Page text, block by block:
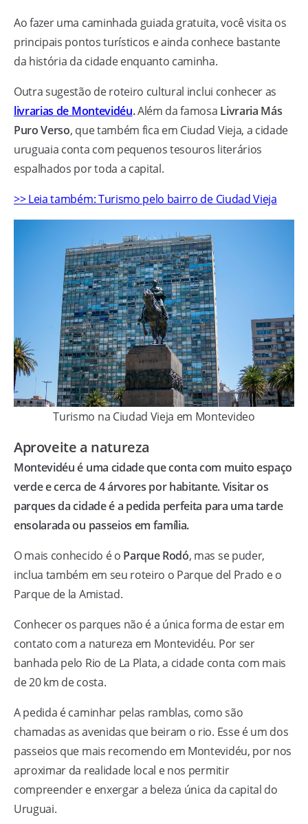
Ao fazer uma caminhada guiada gratuita, você visita os
principais pontos turísticos e ainda conhece bastante
da história da cidade enquanto caminha.
Outra sugestão de roteiro cultural inclui conhecer as
livrarias de Montevidéu.Além da famosa Livraria Más
Puro Verso, que também fica em Ciudad Vieja, a cidade
uruguaia conta com pequenos tesouros literários
espalhados por toda a capital.
>> Leia também: Turismo pelo bairro de Ciudad Vieja
Turismo na Ciudad Vieja em Montevideo
Aproveite a natureza
Montevidéu é uma cidade que conta com muito espaço
verde e cerca de 4 árvores por habitante. Visitar os
parques da cidade é a pedida perfeita para uma tarde
ensolarada ou passeios em família.
O mais conhecido é o Parque Rodó, mas se puder,
inclua também em seu roteiro o Parque del Prado e o
Parque de la Amistad.
Conhecer os parques não é a única forma de estar em
contato com a natureza em Montevidéu. Por ser
banhada pelo Rio de La Plata, a cidade conta com mais
de 20 km de costa.
A pedida é caminhar pelas ramblas, como são
chamadas as avenidas que beiram o rio. Esse é um dos
passeios que mais recomendo em Montevidéu, por nos
aproximar da realidade local e nos permitir
compreender e enxergar a beleza única da capital do
Uruguai.